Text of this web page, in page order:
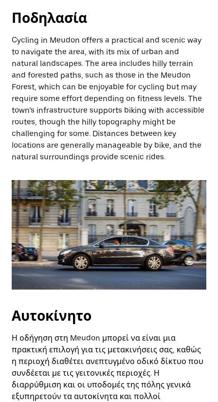
Ποδηλασία
Cycling in Meudon offers a practical and scenic way
to navigate the area, with its mix of urban and
natural landscapes. The area includes hilly terrain
and forested paths, such as those in the Meudon
Forest, which can be enjoyable for cycling but may
require some effort depending on fitness levels. The
town’s infrastructure supports biking with accessible
routes, though the hilly topography might be
challenging for some. Distances between key
locations are generally manageable by bike, and the
natural surroundings provide scenic rides.
Αυτοκίνητο
Η οδήγηση στη Meudon μπορεί να είναι μια
πρακτική επιλογή για τις μετακινήσεις σας, καθώς
η περιοχή διαθέτει ανεπτυγμένο οδικό δίκτυο που
συνδέεται με τις γειτονικές περιοχές. Η
διαρρύθμιση και οι υποδομές της πόλης γενικά
εξυπηρετούν τα αυτοκίνητα και πολλοί